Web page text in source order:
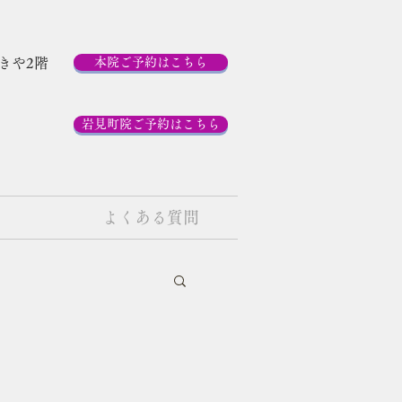
きや2階
本院ご予約はこちら
岩見町院ご予約はこちら
よくある質問